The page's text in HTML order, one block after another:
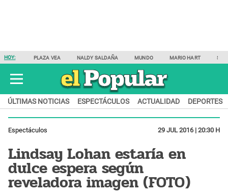
HOY: PLAZA VEA NALDY SALDAÑA MUNDO MARIO HART
ÚLTIMAS NOTICIAS ESPECTÁCULOS ACTUALIDAD DEPORTES
Espectáculos 29 JUL 2016 | 20:30 H
Lindsay Lohan estaría en
dulce espera según
reveladora imagen (FOTO)